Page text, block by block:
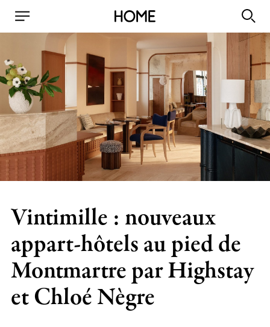
Vintimille : nouveaux
appart-hôtels au pied de
Montmartre par Highstay
et Chloé Nègre